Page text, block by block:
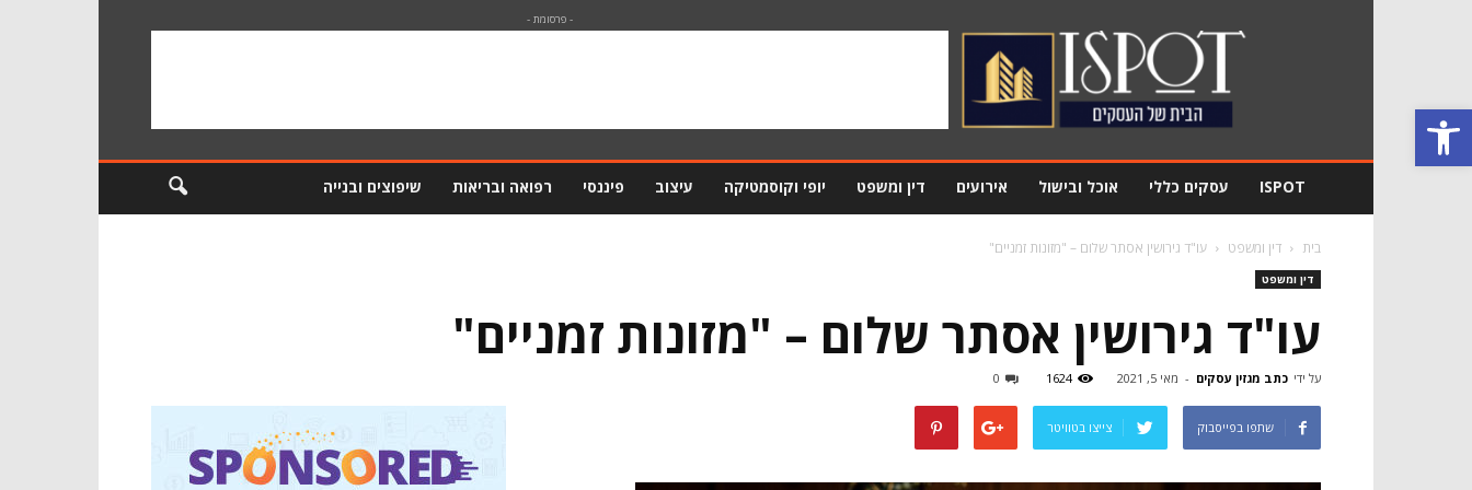
פתח סרגל נגישות
מגזין
Ispot
- פרסומת -
ISPOT עסקים כללי אוכל ובישול אירועים דין ומשפט יופי וקוסמטיקה עיצוב פיננסי רפואה ובריאות שיפוצים ובנייה
בית דין ומשפט עו"ד גירושין אסתר שלום – "מזונות זמניים"
דין ומשפט
עו"ד גירושין אסתר שלום – "מזונות זמניים"
על ידי כתב מגזין עסקים - מאי 5, 2021 1624
0
שתפו בפייסבוק צייצו בטוויטר